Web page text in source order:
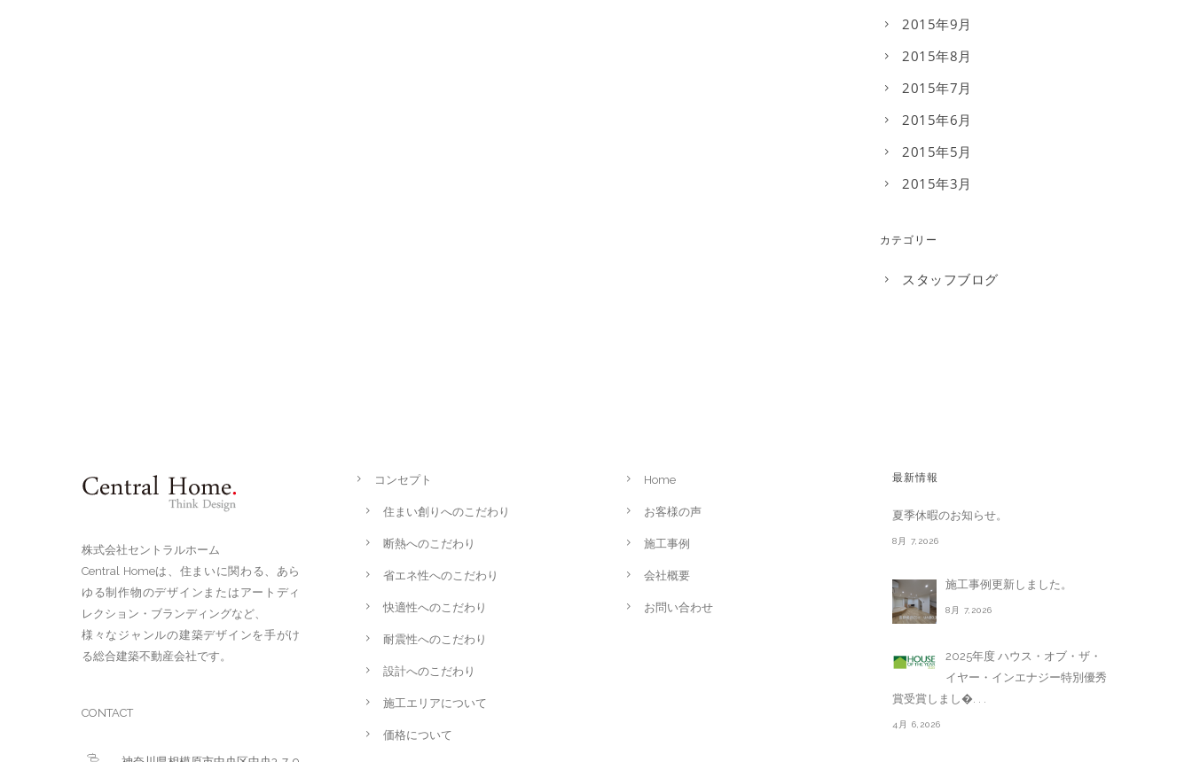
2015年9月
2015年8月
2015年7月
2015年6月
2015年5月
2015年3月
カテゴリー
スタッフブログ
株式会社セントラルホーム
Central Homeは、住まいに関わる、あら
ゆる制作物のデザインまたはアートディ
レクション・ブランディングなど、
様々なジャンルの建築デザインを手がけ
る総合建築不動産会社です。
CONTACT
コンセプト
住まい創りへのこだわり
断熱へのこだわり
省エネ性へのこだわり
快適性へのこだわり
耐震性へのこだわり
設計へのこだわり
施工エリアについて
価格について
Home
お客様の声
施工事例
会社概要
お問い合わせ
最新情報
夏季休暇のお知らせ。
8月 7,2026
施工事例更新しました。
8月 7,2026
2025年度 ハウス・オブ・ザ・
イヤー・インエナジー特別優秀
賞受賞しまし�. . .
4月 6,2026